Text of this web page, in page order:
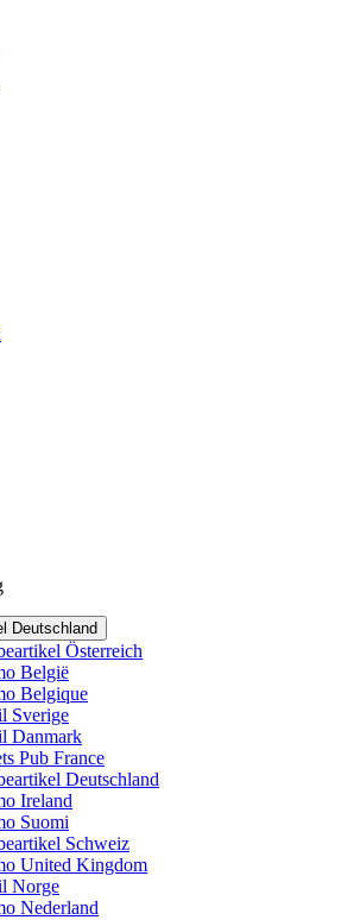
Deutschland
Österreich
België
Belgique
Sverige
Danmark
Pub France
Deutschland
Ireland
Suomi
Schweiz
United Kingdom
Norge
Nederland